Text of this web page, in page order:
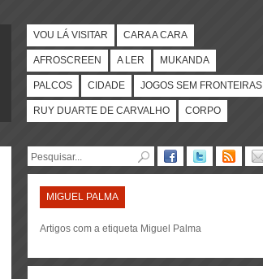
VOU LÁ VISITAR CARA A CARA
AFROSCREEN A LER MUKANDA
PALCOS CIDADE JOGOS SEM FRONTEIRAS
RUY DUARTE DE CARVALHO CORPO
MIGUEL PALMA
Artigos com a etiqueta Miguel Palma